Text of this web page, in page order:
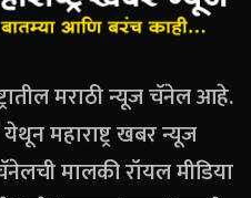
मराठी न्यूज चॅनेल आहे.
महाराष्ट्र खबर न्यूज
मालकी रॉयल मीडिया